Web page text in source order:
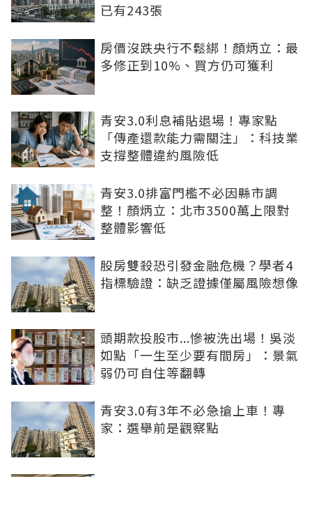
已有243張
房價沒跌央行不鬆綁！顏炳立：最
多修正到10%、買方仍可獲利
青安3.0利息補貼退場！專家點
「傳產還款能力需關注」：科技業
支撐整體違約風險低
青安3.0排富門檻不必因縣市調
整！顏炳立：北市3500萬上限對
整體影響低
股房雙殺恐引發金融危機？學者4
指標驗證：缺乏證據僅屬風險想像
頭期款投股市...慘被洗出場！吳淡
如點「一生至少要有間房」：景氣
弱仍可自住等翻轉
青安3.0有3年不必急搶上車！專
家：選舉前是觀察點